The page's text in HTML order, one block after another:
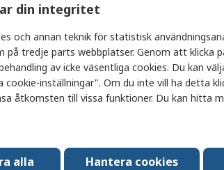
I lager
Taoglas Reversa ferritskikt.
RFID-antenn Häftmedel
Kretskort, F Hane NFC
FXR.3030.B
RS-artikelnummer691-025
din integritet
och annan teknik för statistisk
på tredje parts webbplatser. Genom att klicka
av icke väsentliga cookies. Du kan
cookie-inställningar". Om du inte vill ha detta
åtkomsten till vissa funktioner. Du kan hitta
alla Hantera cookies